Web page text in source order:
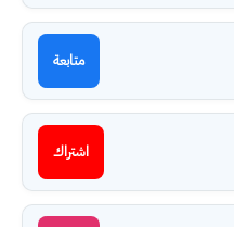
متابعة
اشتراك